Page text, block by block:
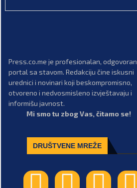
Press.co.me je profesionalan, odgovoran
portal sa stavom. Redakciju čine iskusni
urednici i novinari koji beskompromisno,
otvoreno i nedvosmisleno izvještavaju i
informišu javnost.
Mi smo tu zbog Vas, čitamo se!
DRUŠTVENE MREŽE